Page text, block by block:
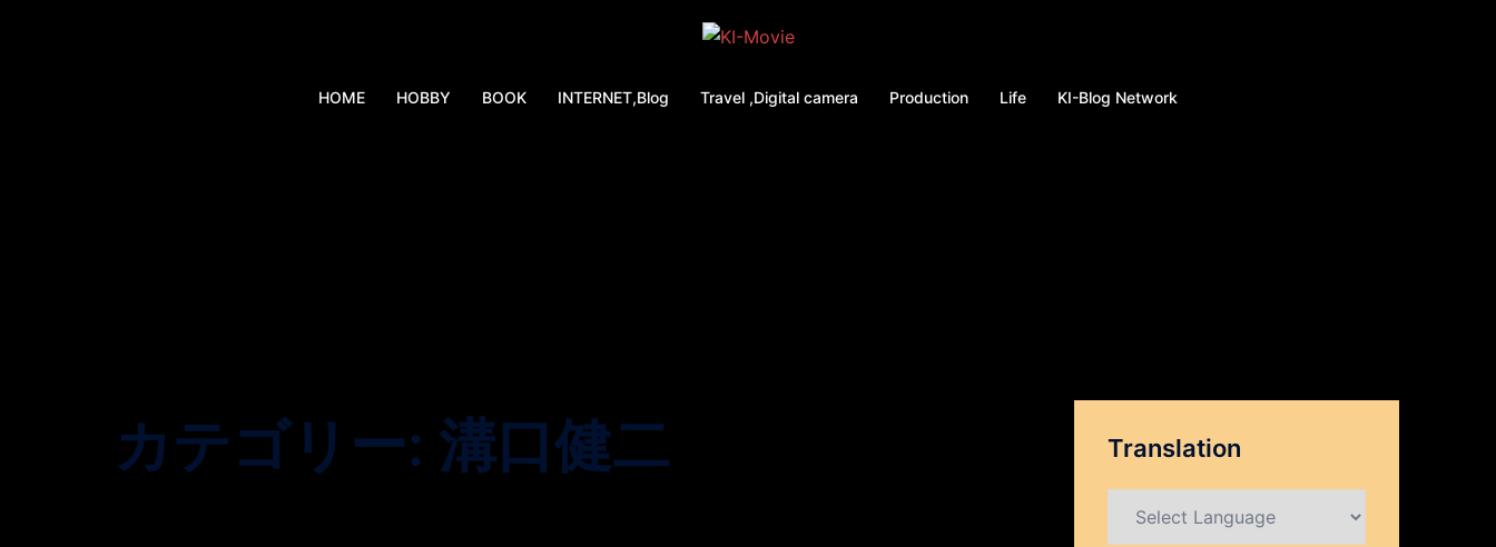
HOME HOBBY BOOK INTERNET,Blog Travel ,Digital camera Production Life KI-Blog Network
カテゴリー: 溝口健二 Translation